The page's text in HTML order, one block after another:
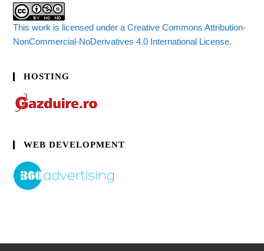
This work is licensed under a Creative Commons Attribution-
NonCommercial-NoDerivatives 4.0 International License.
HOSTING
WEB DEVELOPMENT